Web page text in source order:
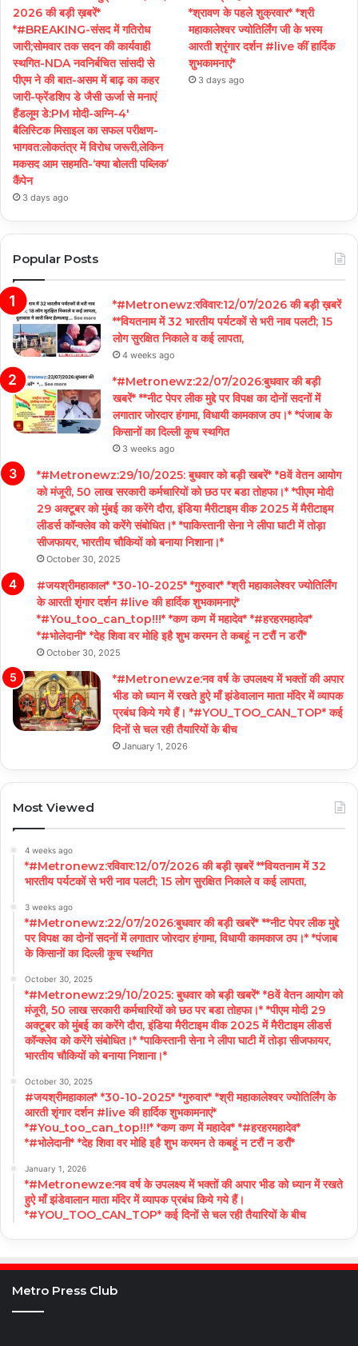
2026 की बड़ी ख़बरें*
*#BREAKING-संसद में गतिरोध
जारी;सोमवार तक सदन की कार्यवाही
स्थगित-NDA नवनिर्बचित सांसदी से
पीएम ने की बात-असम में बाढ़ का कहर
जारी-फ्रेंडशिप डे जैसी ऊर्जा से मनाएं
हैंडलूम डे:PM मोदी-अग्नि-4′
बैलिस्टिक मिसाइल का सफल परीक्षण-
भागवत:लोकतंत्र में विरोध जरूरी,लेकिन
मकसद आम सहमति-‘क्या बोलती पब्लिक’
कैंपेन
3 days ago
*श्रावण के पहले शुक्रवार* *श्री
महाकालेश्वर ज्योतिर्लिंग जी के भस्म
आरती श्रृंगार दर्शन #live कीं हार्दिक
शुभकामनाएं*
3 days ago
Popular Posts
*#Metronewz:रविवार:12/07/2026 की बड़ी ख़बरें
**वियतनाम में 32 भारतीय पर्यटकों से भरी नाव पलटी; 15
लोग सुरक्षित निकाले व कई लापता,
4 weeks ago
*#Metronewz:22/07/2026:बुधवार की बड़ी
खबरें* **नीट पेपर लीक मुद्दे पर विपक्ष का दोनों सदनों में
लगातार जोरदार हंगामा, विधायी कामकाज ठप।* *पंजाब के
किसानों का दिल्ली कूच स्थगित
3 weeks ago
*#Metronewz:29/10/2025: बुधवार को बड़ी खबरें* *8वें वेतन आयोग
को मंजूरी, 50 लाख सरकारी कर्मचारियों को छठ पर बडा तोहफा।* *पीएम मोदी
29 अक्टूबर को मुंबई का करेंगे दौरा, इंडिया मैरीटाइम वीक 2025 में मैरीटाइम
लीडर्स कॉन्क्लेव को करेंगे संबोधित।* *पाकिस्तानी सेना ने लीपा घाटी में तोड़ा
सीजफायर, भारतीय चौकियों को बनाया निशाना।*
October 30, 2025
#जयश्रीमहाकाल* *30-10-2025* *गुरुवार* *श्री महाकालेश्वर ज्योतिर्लिंग
के आरती शृंगार दर्शन #live की हार्दिक शुभकामनाएं*
*#You_too_can_top!!!* *कण कण में महादेव* *#हरहरमहादेव*
*#भोलेदानी* *देह शिवा वर मोहि इहै शुभ करमन ते कबहूं न टरौं न डरौं*
October 30, 2025
*#Metronewze:नव वर्ष के उपलक्ष्य में भक्तों की अपार
भीड को ध्यान में रखते हुऐ माँ झंडेवालान माता मंदिर में व्यापक
प्रबंध किये गये हैं। *#YOU_TOO_CAN_TOP* कई
दिनों से चल रही तैयारियों के बीच
January 1, 2026
Most Viewed
4 weeks ago
*#Metronewz:रविवार:12/07/2026 की बड़ी ख़बरें **वियतनाम में 32
भारतीय पर्यटकों से भरी नाव पलटी; 15 लोग सुरक्षित निकाले व कई लापता,
3 weeks ago
*#Metronewz:22/07/2026:बुधवार की बड़ी खबरें* **नीट पेपर लीक मुद्दे
पर विपक्ष का दोनों सदनों में लगातार जोरदार हंगामा, विधायी कामकाज ठप।* *पंजाब
के किसानों का दिल्ली कूच स्थगित
October 30, 2025
*#Metronewz:29/10/2025: बुधवार को बड़ी खबरें* *8वें वेतन आयोग को
मंजूरी, 50 लाख सरकारी कर्मचारियों को छठ पर बडा तोहफा।* *पीएम मोदी 29
अक्टूबर को मुंबई का करेंगे दौरा, इंडिया मैरीटाइम वीक 2025 में मैरीटाइम लीडर्स
कॉन्क्लेव को करेंगे संबोधित।* *पाकिस्तानी सेना ने लीपा घाटी में तोड़ा सीजफायर,
भारतीय चौकियों को बनाया निशाना।*
October 30, 2025
#जयश्रीमहाकाल* *30-10-2025* *गुरुवार* *श्री महाकालेश्वर ज्योतिर्लिंग के
आरती शृंगार दर्शन #live की हार्दिक शुभकामनाएं*
*#You_too_can_top!!!* *कण कण में महादेव* *#हरहरमहादेव*
*#भोलेदानी* *देह शिवा वर मोहि इहै शुभ करमन ते कबहूं न टरौं न डरौं*
January 1, 2026
*#Metronewze:नव वर्ष के उपलक्ष्य में भक्तों की अपार भीड को ध्यान में रखते
हुऐ माँ झंडेवालान माता मंदिर में व्यापक प्रबंध किये गये हैं।
*#YOU_TOO_CAN_TOP* कई दिनों से चल रही तैयारियों के बीच
Metro Press Club